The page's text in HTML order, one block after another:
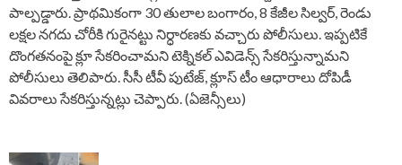
పాల్పడ్డారు. ప్రాథమికంగా 30 తులాల బంగారం, 8 కేజీల సిల్వర్, రెండు
లక్షల నగదు చోరీకి గురైనట్టు నిర్ధారణకు వచ్చారు పోలీసులు. ఇప్పటికే
దొంగతనంపై క్లూ సేకరించామని టెక్నికల్ ఎవిడెన్స్ సేకరిస్తున్నామని
పోలీసులు తెలిపారు. సీసీ టీవీ పుటేజ్, క్లూస్ టీం ఆధారాలు దోపిడీ
వివరాలు సేకరిస్తున్నట్లు చెప్పారు. (ఏజెన్సీలు)